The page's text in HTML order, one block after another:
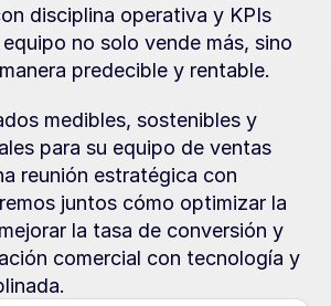
disciplina operativa y KPIs
no solo vende más, sino
predecible y rentable.
medibles, sostenibles y
para su equipo de ventas
reunión estratégica con
juntos cómo optimizar la
la tasa de conversión y
comercial con tecnología y